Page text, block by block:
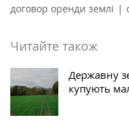
договор оренди землі |
Читайте також
Державну
купують